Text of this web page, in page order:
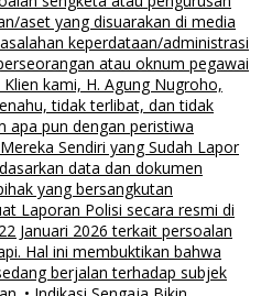
aset yang disuarakan di media
keperdataan/administrasi
atau oknum pegawai
kami, H. Agung Nugroho,
tidak terlibat, dan tidak
apa pun dengan peristiwa
Sendiri yang Sudah Lapor
data dan dokumen
yang bersangkutan
Laporan Polisi secara resmi di
Januari 2026 terkait persoalan
Hal ini membuktikan bahwa
berjalan terhadap subjek